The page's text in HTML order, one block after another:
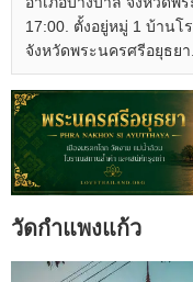
17:00. ตั้งอยู่หมู่ 1 บ้านโ
จังหวัดพระนครศรีอยุธยา.
วัดกำแพงแก้ว